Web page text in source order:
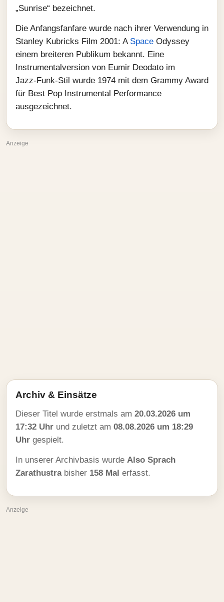
„Sunrise“ bezeichnet.
Die Anfangsfanfare wurde nach ihrer Verwendung in
Stanley Kubricks Film 2001: A Space Odyssey
einem breiteren Publikum bekannt. Eine
Instrumentalversion von Eumir Deodato im
Jazz‑Funk‑Stil wurde 1974 mit dem Grammy Award
für Best Pop Instrumental Performance
ausgezeichnet.
Anzeige
Archiv & Einsätze
Dieser Titel wurde erstmals am 20.03.2026 um
17:32 Uhr und zuletzt am 08.08.2026 um 18:29
Uhr gespielt.
In unserer Archivbasis wurde Also Sprach
Zarathustrabisher 158 Mal erfasst.
Anzeige